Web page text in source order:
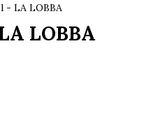
- LA LOBBA
LOBBA